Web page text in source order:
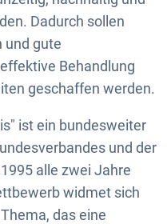
Dadurch sollen
und gute
Behandlung
geschaffen werden.
ist ein bundesweiter
und der
alle zwei Jahre
widmet sich
das eine